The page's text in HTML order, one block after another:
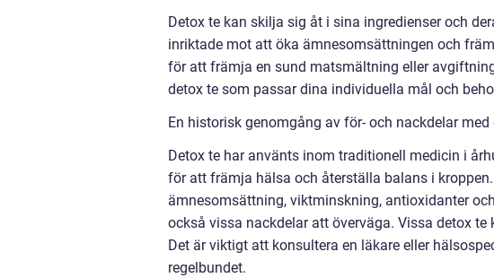
Detox te kan skilja sig åt i sina ingredienser och
inriktade mot att öka ämnesomsättningen och
för att främja en sund matsmältning eller
detox te som passar dina individuella mål och
En historisk genomgång av för- och nackdelar med
Detox te har använts inom traditionell medicin i
för att främja hälsa och återställa balans i
ämnesomsättning, viktminskning, antioxidanter
också vissa nackdelar att överväga. Vissa detox
Det är viktigt att konsultera en läkare eller
regelbundet.